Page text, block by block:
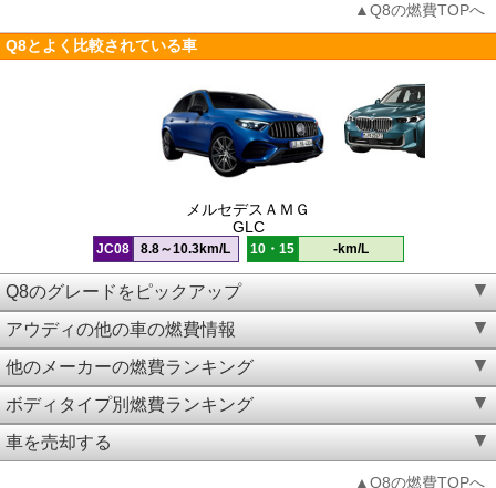
▲Q8の燃費TOPへ
Q8とよく比較されている車
メルセデスＡＭＧ
GLC
JC08 8.8～10.3km/L 10・15 -km/L
Q8のグレードをピックアップ
アウディの他の車の燃費情報
他のメーカーの燃費ランキング
ボディタイプ別燃費ランキング
車を売却する
▲Q8の燃費TOPへ